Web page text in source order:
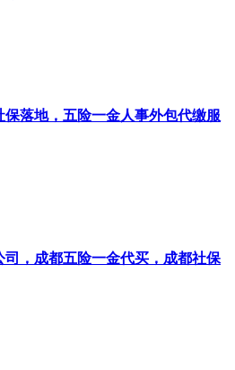
保落地，五险一金人事外包代缴服
司，成都五险一金代买，成都社保